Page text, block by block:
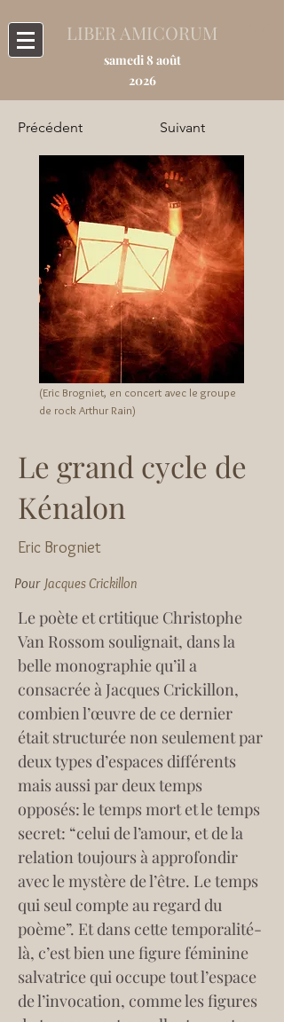
LIBER AMICORUM
samedi 8 août
2026
Précédent Suivant
(Eric Brogniet, en concert avec le groupe
de rock Arthur Rain)
Le grand cycle de
Kénalon
Eric Brogniet
Pour Jacques Crickillon
Le poète et crtitique Christophe
Van Rossom soulignait, dans la
belle monographie qu’il a
consacrée à Jacques Crickillon,
combien l’œuvre de ce dernier
était structurée non seulement par
deux types d’espaces différents
mais aussi par deux temps
opposés: le temps mort et le temps
secret: “celui de l’amour, et de la
relation toujours à approfondir
avec le mystère de l’être. Le temps
qui seul compte au regard du
poème”. Et dans cette temporalité-
là, c’est bien une figure féminine
salvatrice qui occupe tout l’espace
de l’invocation, comme les figures